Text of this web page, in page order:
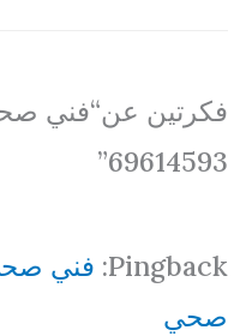
فكرتين عن“فني
69614593”
Pingback: فني
صحي